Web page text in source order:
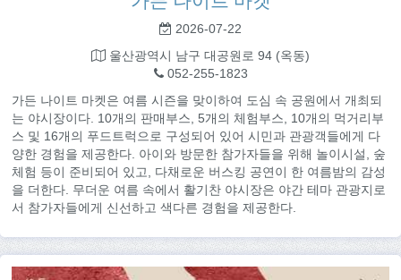
2026-07-22
울산광역시 남구 대공원로 94 (옥동)
052-255-1823
가든 나이트 마켓은 여름 시즌을 맞이하여 도심 속 공원에서 개최되
는 야시장이다. 10개의 판매부스, 5개의 체험부스, 10개의 먹거리부
스 및 16개의 푸드트럭으로 구성되어 있어 시민과 관광객들에게 다
양한 경험을 제공한다. 아이와 방문한 참가자들을 위해 놀이시설, 숲
체험 등이 준비되어 있고, 다채로운 버스킹 공연이 한 여름밤의 감성
을 더한다. 무더운 여름 속에서 활기찬 야시장은 야간 테마 관광지로
서 참가자들에게 신선하고 색다른 경험을 제공한다.